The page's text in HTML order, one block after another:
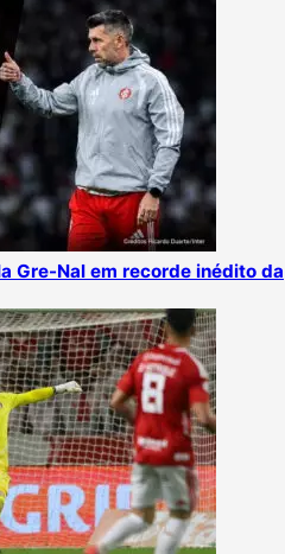
Gre-Nal em recorde inédito da